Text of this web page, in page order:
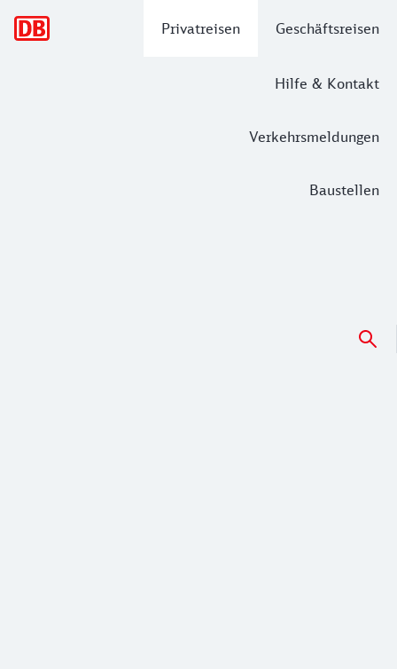
Privatreisen Geschäftsreisen
Hilfe & Kontakt
Verkehrsmeldungen
Baustellen